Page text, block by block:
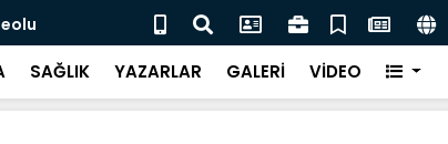
Cevdet Yılmaz: Nitelikli İnsan Kaynağı İçin
SAĞLIK YAZARLAR GALERİ VİDEO